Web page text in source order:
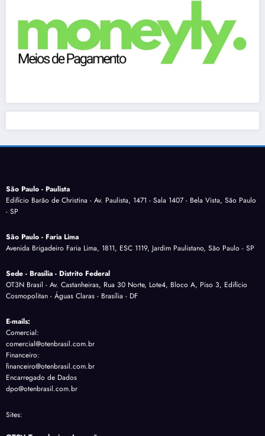
São Paulo - Paulista
Edifício Barão de Christina - Av. Paulista, 1471 - Sala 1407 - Bela Vista, São Paulo
- SP
São Paulo - Faria Lima
Avenida Brigadeiro Faria Lima, 1811, ESC 1119, Jardim Paulistano, São Paulo - SP
Sede - Brasília - Distrito Federal
OT3N Brasil - Av. Castanheiras, Rua 30 Norte, Lote4, Bloco A, Piso 3, Edifício
Cosmopolitan - Águas Claras - Brasília - DF
E-mails:
Comercial:
comercial@otenbrasil.com.br
Financeiro:
financeiro@otenbrasil.com.br
Encarregado de Dados
dpo@otenbrasil.com.br
Sites: